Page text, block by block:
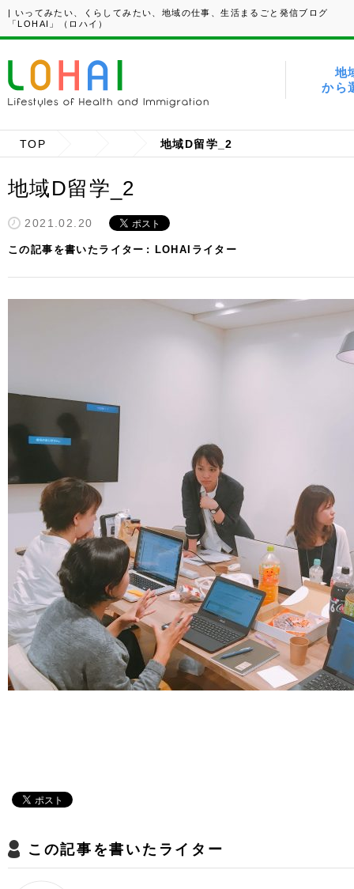
| いってみたい、くらしてみたい、地域の仕事、生活まるごと発信ブログ
「LOHAI」（ロハイ）
地
から
TOP 地域D留学_2
地域D留学_2
2021.02.20
この記事を書いたライター LOHAIライター
この記事を書いたライター